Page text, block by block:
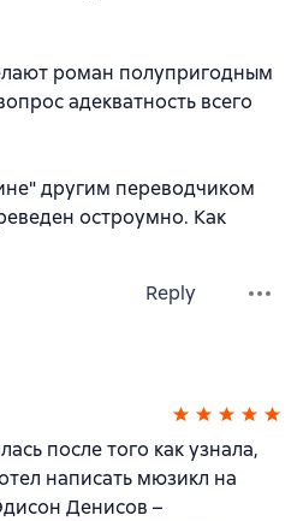
роман полупригодным
адекватность всего
другим переводчиком
остроумно. Как
Reply
после того как узнала,
написать мюзикл на
Денисов –